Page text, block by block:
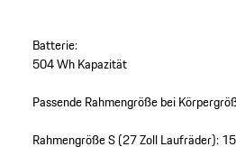
Batterie:
504 Wh Kapazität
Passende Rahmengröße bei
Rahmengröße S (27 Zoll Laufräder):